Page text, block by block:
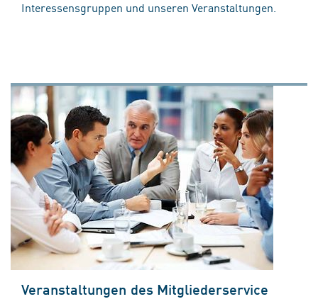
Interessensgruppen und unseren Veranstaltungen.
Veranstaltungen des Mitgliederservice